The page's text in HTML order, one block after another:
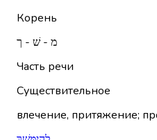
Корень
מ - שׁ - ך
Часть речи
Существительное
влечение, притяжение;